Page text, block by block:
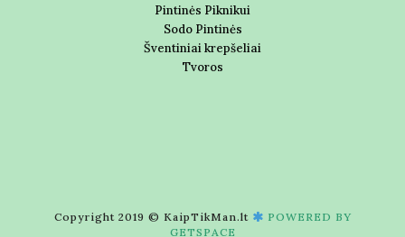
Pintinės Piknikui
Sodo Pintinės
Šventiniai krepšeliai
Tvoros
Copyright 2019 © KaipTikMan.lt
POWERED BY
GETSPACE